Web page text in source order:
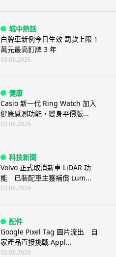
城中熱話
白牌車新例今日生效 罰款上限 1
萬元最高釘牌 3 年
03.08.2026
健康
Casio 新一代 Ring Watch 加入
健康感測功能，變身平價版...
03.08.2026
科技新聞
Volvo 正式取消新車 LiDAR 功
能 已裝配車主獲補償 Lum...
03.08.2026
配件
Google Pixel Tag 圖片流出 自
家產品直接挑戰 Appl...
02.08.2026